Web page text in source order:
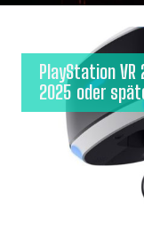
PlayStation
2025 oder